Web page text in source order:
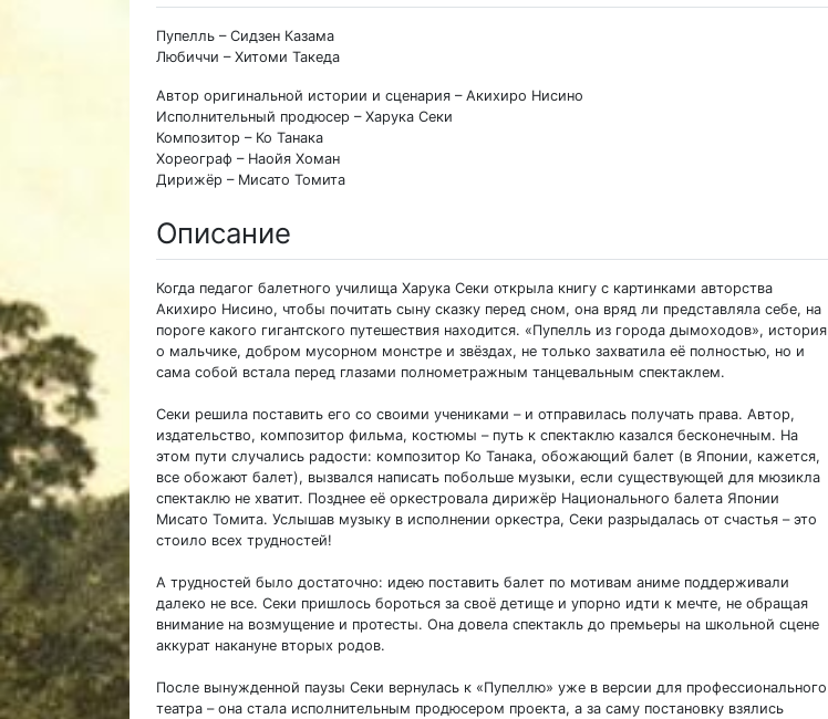
Пупелль – Сидзен Казама
Любиччи – Хитоми Такеда
Автор оригинальной истории и сценария – Акихиро Нисино
Исполнительный продюсер – Харука Секи
Композитор – Ко Танака
Хореограф – Наойя Хоман
Дирижёр – Мисато Томита
Описание
Когда педагог балетного училища Харука Секи открыла книгу с картинками авторства
Акихиро Нисино, чтобы почитать сыну сказку перед сном, она вряд ли представляла себе, на
пороге какого гигантского путешествия находится. «Пупелль из города дымоходов», история
о мальчике, добром мусорном монстре и звёздах, не только захватила её полностью, но и
сама собой встала перед глазами полнометражным танцевальным спектаклем.
Секи решила поставить его со своими учениками – и отправилась получать права. Автор,
издательство, композитор фильма, костюмы – путь к спектаклю казался бесконечным. На
этом пути случались радости: композитор Ко Танака, обожающий балет (в Японии, кажется,
все обожают балет), вызвался написать побольше музыки, если существующей для мюзикла
спектаклю не хватит. Позднее её оркестровала дирижёр Национального балета Японии
Мисато Томита. Услышав музыку в исполнении оркестра, Секи разрыдалась от счастья – это
стоило всех трудностей!
А трудностей было достаточно: идею поставить балет по мотивам аниме поддерживали
далеко не все. Секи пришлось бороться за своё детище и упорно идти к мечте, не обращая
внимание на возмущение и протесты. Она довела спектакль до премьеры на школьной сцене
аккурат накануне вторых родов.
После вынужденной паузы Секи вернулась к «Пупеллю» уже в версии для профессионального
театра – она стала исполнительным продюсером проекта, а за саму постановку взялись